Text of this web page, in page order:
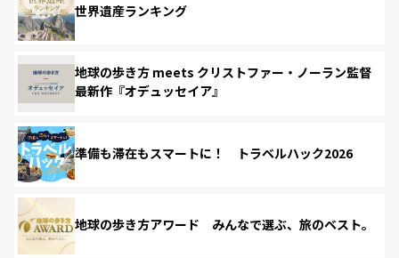
世界遺産ランキング
地球の歩き方 meets クリストファー・ノーラン監督
最新作『オデュッセイア』
準備も滞在もスマートに！ トラベルハック2026
地球の歩き方アワード みんなで選ぶ、旅のベスト。